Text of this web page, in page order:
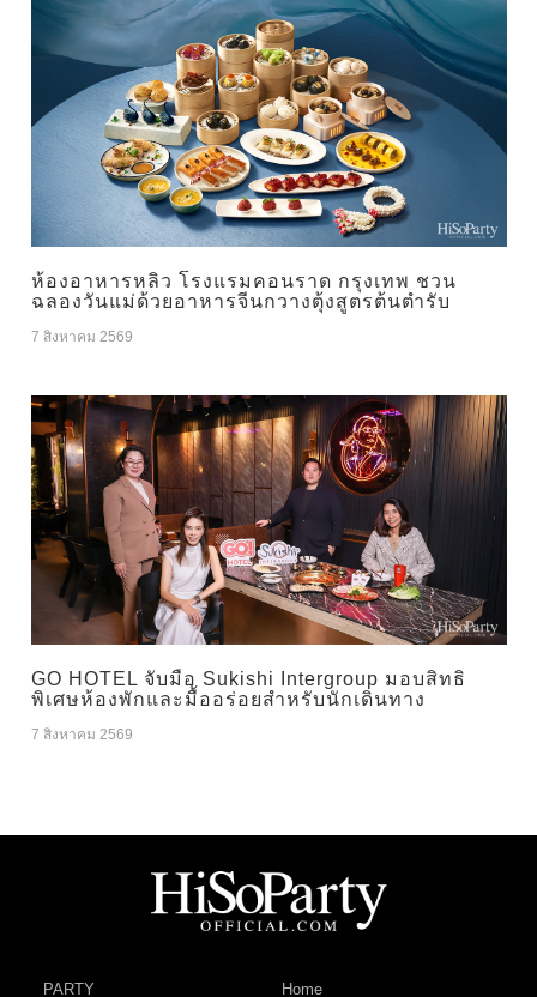
ห้องอาหารหลิว โรงแรมคอนราด กรุงเทพ ชวน
ฉลองวันแม่ด้วยอาหารจีนกวางตุ้งสูตรต้นตำรับ
7 สิงหาคม 2569
GO HOTEL จับมือ Sukishi Intergroup มอบสิทธิ
พิเศษห้องพักและมื้ออร่อยสำหรับนักเดินทาง
7 สิงหาคม 2569
PARTY Home